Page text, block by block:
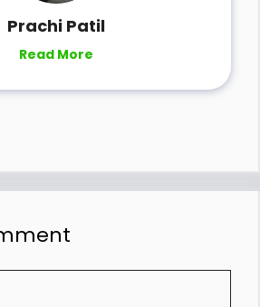
Prachi Patil
Read More